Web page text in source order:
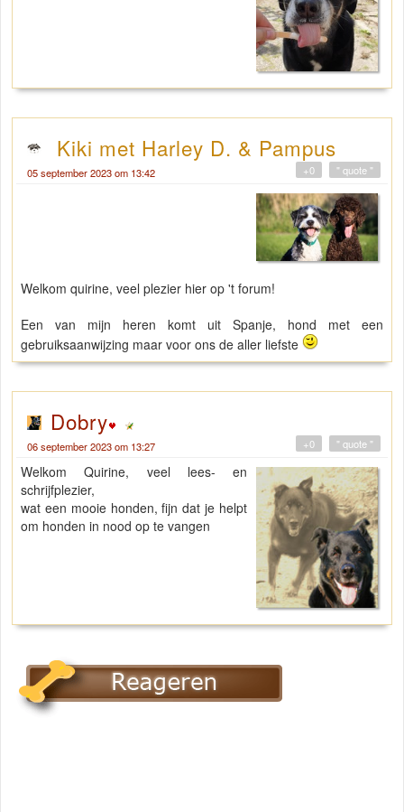
Kiki met Harley D. & Pampus
05 september 2023 om 13:42 " quote "
+0
Welkom quirine, veel plezier hier op 't forum!
Een van mijn heren komt uit Spanje, hond met een
gebruiksaanwijzing maar voor ons de aller liefste
Dobry
06 september 2023 om 13:27 " quote "
+0
Welkom Quirine, veel lees- en
schrijfplezier,
wat een mooie honden, fijn dat je helpt
om honden in nood op te vangen